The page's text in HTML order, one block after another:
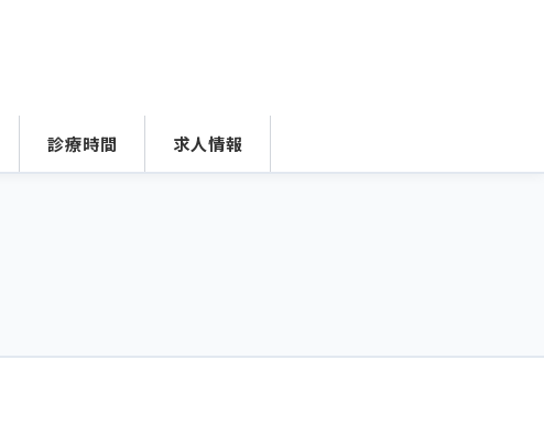
診療時間 求人情報